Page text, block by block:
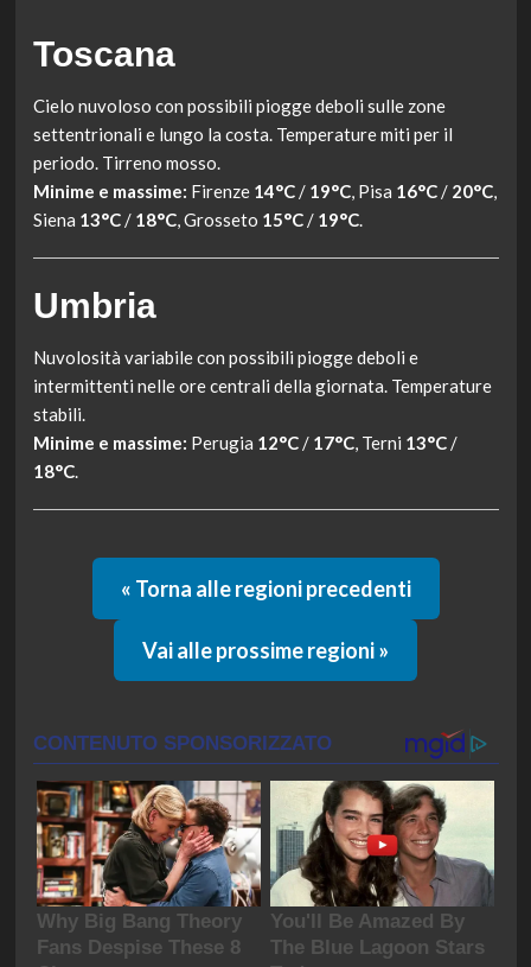
Toscana
Cielo nuvoloso con possibili piogge deboli sulle zone
settentrionali e lungo la costa. Temperature miti per il
periodo. Tirreno mosso.
Minime e massime: Firenze 14°C/ 19°C, Pisa 16°C/ 20°C,
Siena 13°C/ 18°C, Grosseto 15°C/ 19°C.
Umbria
Nuvolosità variabile con possibili piogge deboli e
intermittenti nelle ore centrali della giornata. Temperature
stabili.
Minime e massime: Perugia 12°C/ 17°C, Terni 13°C/
18°C.
« Torna alle regioni precedenti
Vai alle prossime regioni »